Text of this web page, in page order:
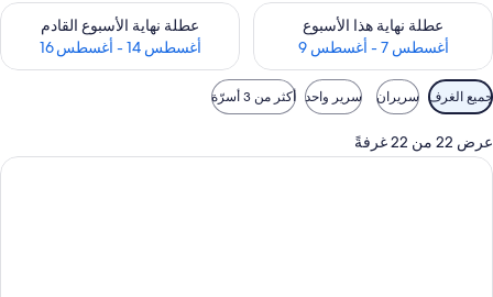
عطلة نهاية هذا الأسبوع
أغسطس 7 - أغسطس 9
تحقق من مدى التوفر لعطلة نهاية هذا الأسبوع للفترة أغسطس 7 - أغسطس 9
عطلة نهاية الأسبوع القادم
أغسطس 14 - أغسطس 16
تحقق من مدى التوفر لعطلة نهاية
عوامل
التصفية
المتاحة
للغرف
جميع الغرف سريران سرير واحد أكثر من 3 أسرّة
عرض 22 من 22 غرفةً